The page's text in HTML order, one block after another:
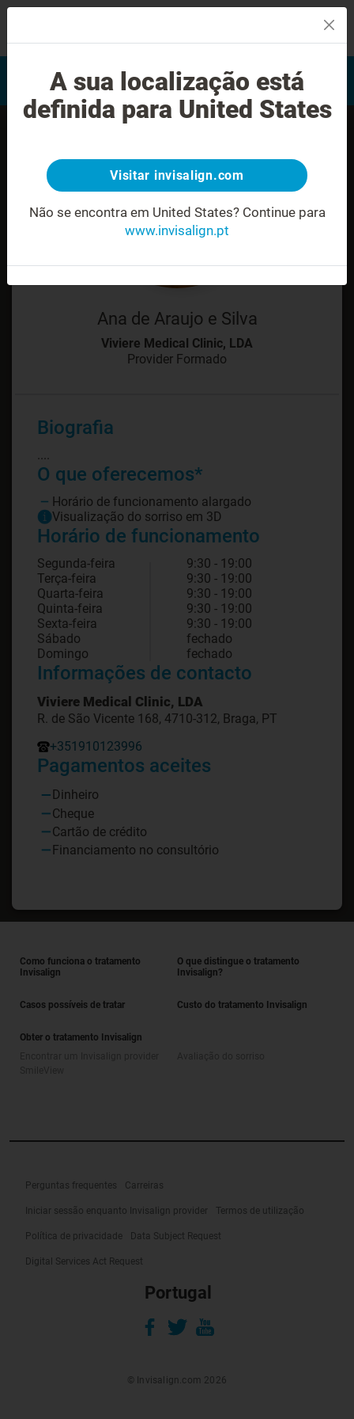
Avaliação do sorriso
Encontrar um Invisalign
provider
Ana de Araujo e Silva
Viviere Medical Clinic, LDA
Provider Formado
Biografia
....
O que oferecemos*
Horário de funcionamento alargado
Visualização do sorriso em 3D
Horário de funcionamento
Segunda-feira
9:30 - 19:00
Terça-feira
9:30 - 19:00
Quarta-feira
9:30 - 19:00
Quinta-feira
9:30 - 19:00
Sexta-feira
9:30 - 19:00
Sábado
fechado
Domingo
fechado
Informações de contacto
Viviere Medical Clinic, LDA
R. de São Vicente 168, 4710-312, Braga, PT
+351910123996
Pagamentos aceites
Dinheiro
Cheque
Cartão de crédito
Financiamento no consultório
Como funciona o tratamento
Invisalign
O que distingue o tratamento
Invisalign?
Casos possíveis de tratar Custo do tratamento Invisalign
Obter o tratamento Invisalign
Perguntas frequentes Carreiras
Iniciar sessão enquanto Invisalign provider Termos de utilização
Política de privacidade Data Subject Request
Digital Services Act Request
Portugal
© Invisalign.com 2026
A sua localização está
definida para United States
Visitar invisalign.com
Não se encontra em United States? Continue para
www.invisalign.pt